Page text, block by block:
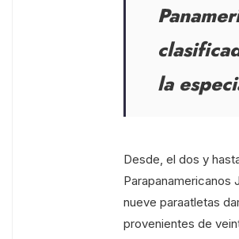
la
Desde, el dos y
Parapanamericanos
nueve paraatletas
provenientes de